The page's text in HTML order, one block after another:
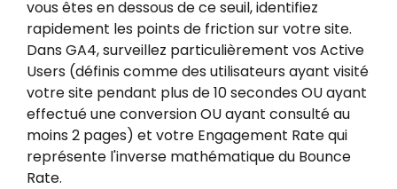
vous êtes en dessous de ce seuil, identifiez
rapidement les points de friction sur votre site.
Dans GA4, surveillez particulièrement vos Active
Users (définis comme des utilisateurs ayant visité
votre site pendant plus de 10 secondes OU ayant
effectué une conversion OU ayant consulté au
moins 2 pages) et votre Engagement Rate qui
représente l'inverse mathématique du Bounce
Rate.